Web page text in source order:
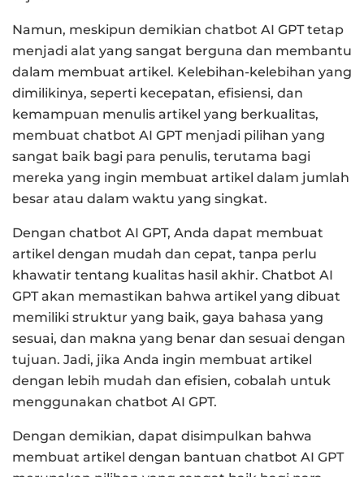
Namun, meskipun demikian chatbot AI GPT tetap
menjadi alat yang sangat berguna dan membantu
dalam membuat artikel. Kelebihan-kelebihan yang
dimilikinya, seperti kecepatan, efisiensi, dan
kemampuan menulis artikel yang berkualitas,
membuat chatbot AI GPT menjadi pilihan yang
sangat baik bagi para penulis, terutama bagi
mereka yang ingin membuat artikel dalam jumlah
besar atau dalam waktu yang singkat.
Dengan chatbot AI GPT, Anda dapat membuat
artikel dengan mudah dan cepat, tanpa perlu
khawatir tentang kualitas hasil akhir. Chatbot AI
GPT akan memastikan bahwa artikel yang dibuat
memiliki struktur yang baik, gaya bahasa yang
sesuai, dan makna yang benar dan sesuai dengan
tujuan. Jadi, jika Anda ingin membuat artikel
dengan lebih mudah dan efisien, cobalah untuk
menggunakan chatbot AI GPT.
Dengan demikian, dapat disimpulkan bahwa
membuat artikel dengan bantuan chatbot AI GPT